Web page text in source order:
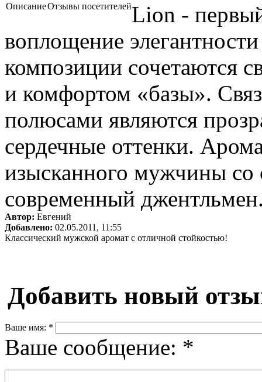
ОписаниеОтзывы посетителейLion -
воплощение
композиции сочетаются
и комфортом «базы».
полюсами являются
сердечные оттенки.
изысканного мужчины
современный
Автор: Евгений
Добавлено: 02.05.2011, 11:55
Классический мужской аромат с отличной стойкостью!
Добавить новый
Ваше имя: *
Ваше сообщение: *